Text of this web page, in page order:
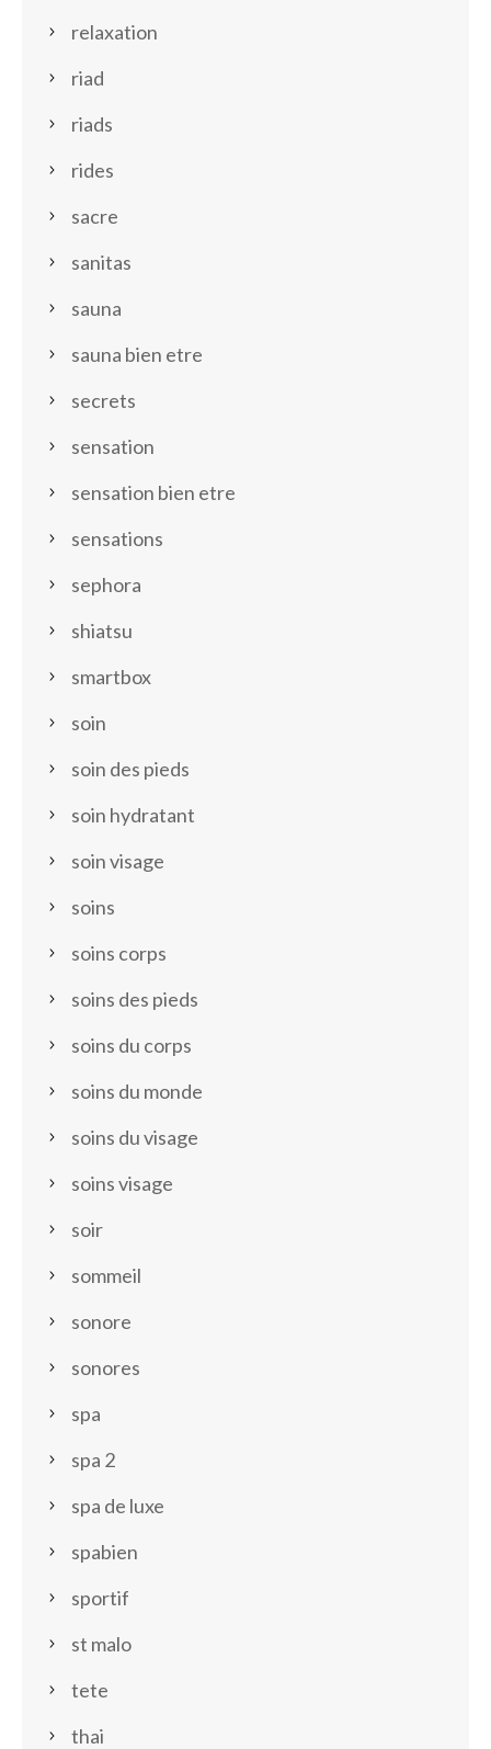
relaxation
riad
riads
rides
sacre
sanitas
sauna
sauna bien etre
secrets
sensation
sensation bien etre
sensations
sephora
shiatsu
smartbox
soin
soin des pieds
soin hydratant
soin visage
soins
soins corps
soins des pieds
soins du corps
soins du monde
soins du visage
soins visage
soir
sommeil
sonore
sonores
spa
spa 2
spa de luxe
spabien
sportif
st malo
tete
thai